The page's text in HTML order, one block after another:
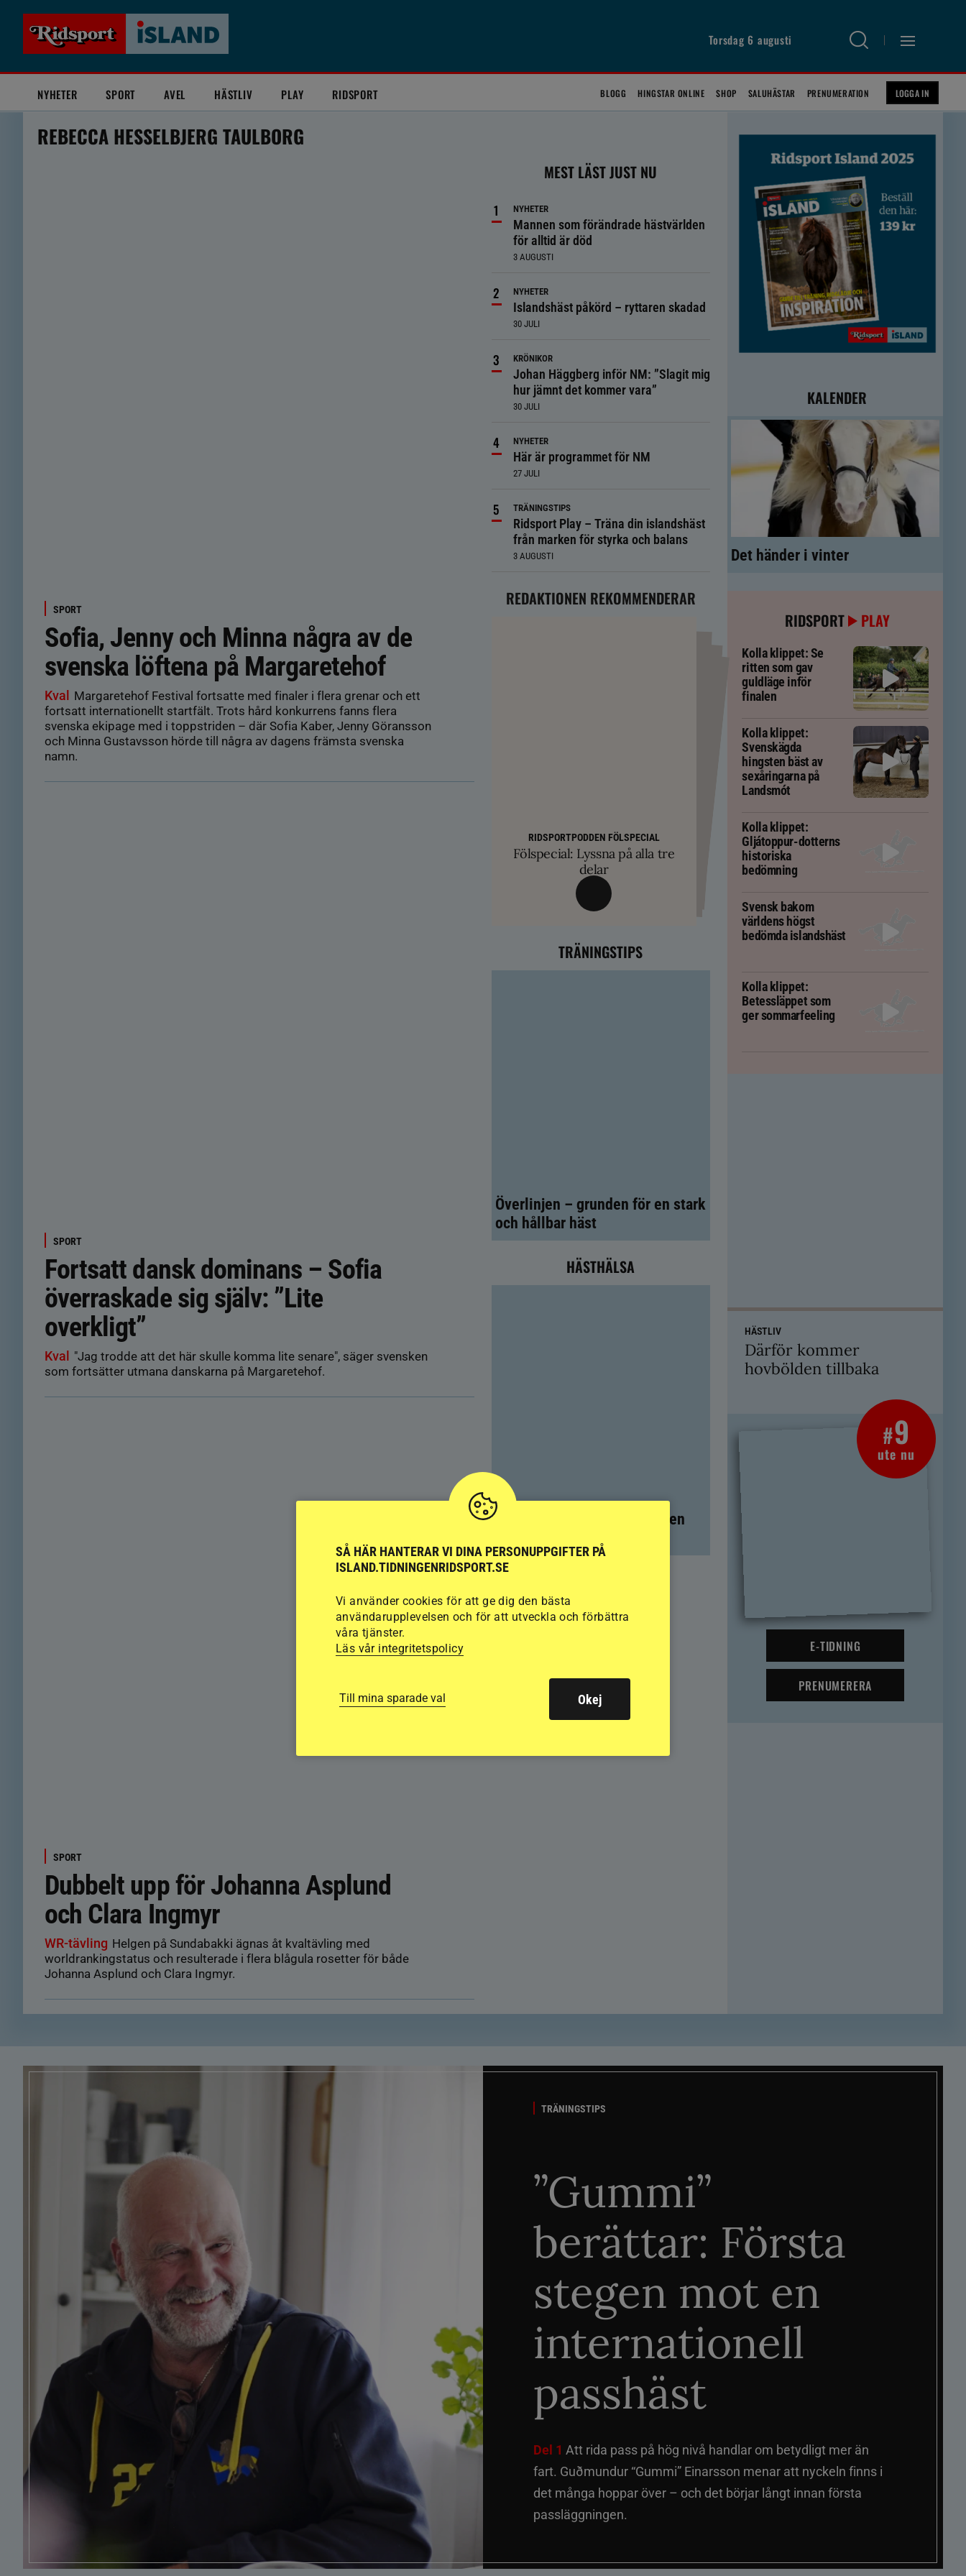
Torsdag 6 augusti
NYHETER SPORT AVEL HÄSTLIV PLAY RIDSPORT BLOGG HINGSTAR ONLINE SHOP SALUHÄSTAR PRENUMERATION LOGGA IN
REBECCA HESSELBJERG TAULBORG
SPORT
Sofia, Jenny och Minna några av de
svenska löftena på Margaretehof
Kval Margaretehof Festival fortsatte med finaler i flera grenar och ett
fortsatt internationellt startfält. Trots hård konkurrens fanns flera
svenska ekipage med i toppstriden – där Sofia Kaber, Jenny Göransson
och Minna Gustavsson hörde till några av dagens främsta svenska
namn.
SPORT
Fortsatt dansk dominans – Sofia
överraskade sig själv: ”Lite
overkligt”
Kval
"Jag trodde att det här skulle komma lite senare", säger svensken
som fortsätter utmana danskarna på Margaretehof.
SPORT
Dubbelt upp för Johanna Asplund
och Clara Ingmyr
WR-tävling Helgen på Sundabakki ägnas åt kvaltävling med
worldrankingstatus och resulterade i flera blågula rosetter för både
Johanna Asplund och Clara Ingmyr.
MEST LÄST JUST NU
NYHETER
Mannen som förändrade hästvärlden
för alltid är död
3 AUGUSTI
NYHETER
Islandshäst påkörd – ryttaren skadad
30 JULI
KRÖNIKOR
Johan Häggberg inför NM: ”Slagit mig
hur jämnt det kommer vara”
30 JULI
NYHETER
Här är programmet för NM
27 JULI
TRÄNINGSTIPS
Ridsport Play – Träna din islandshäst
från marken för styrka och balans
3 AUGUSTI
REDAKTIONEN REKOMMENDERAR
RIDSPORTPODDEN FÖLSPECIAL
Fölspecial: Lyssna på alla tre
delar
TRÄNINGSTIPS
Balans och lösgjordhet krävs för att
övervinna travtakt i tölten
Färre hältor vid lösdrift – men kan
ge nya problem
SM-finalist till Tyskland och
exklusiva betäckningar
TRÄNINGSTIPS
Överlinjen – grunden för en stark
och hållbar häst
HÄSTHÄLSA
Färre hältor vid lösdrift – men
KALENDER
Det händer i vinter
RIDSPORT PLAY
Kolla klippet: Se
ritten som gav
guldläge inför
finalen
Kolla klippet:
Svenskägda
hingsten bäst av
sexåringarna på
Landsmót
Kolla klippet:
Gljátoppur-dotterns
historiska
bedömning
Svensk bakom
världens högst
bedömda islandshäst
Kolla klippet:
Betessläppet som
ger sommarfeeling
HÄSTLIV
Därför kommer
hovbölden tillbaka
#9
ute nu
E-TIDNING
PRENUMERERA
TRÄNINGSTIPS
”Gummi”
berättar: Första
stegen mot en
internationell
passhäst
Del 1 Att rida pass på hög nivå handlar om betydligt mer än
fart. Guðmundur “Gummi” Einarsson menar att nyckeln finns i
det många hoppar över – och det börjar långt innan första
passläggningen.
SÅ HÄR HANTERAR VI DINA PERSONUPPGIFTER PÅ
ISLAND.TIDNINGENRIDSPORT.SE
Vi använder cookies för att ge dig den bästa
användarupplevelsen och för att utveckla och förbättra
våra tjänster.
Läs vår integritetspolicy
Till mina sparade val Okej